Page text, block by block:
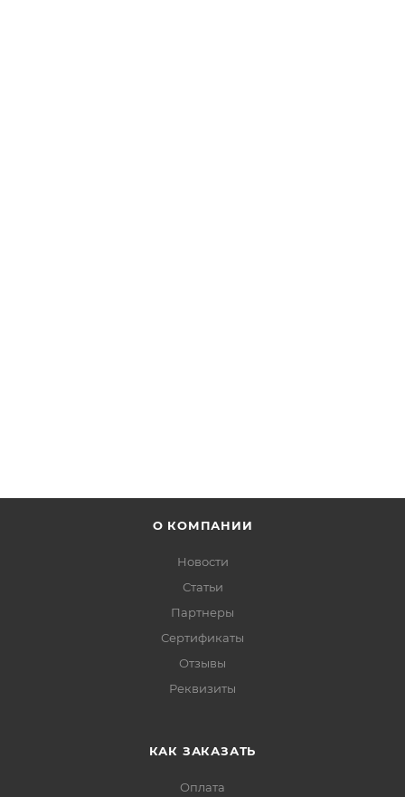
О КОМПАНИИ
Новости
Статьи
Партнеры
Сертификаты
Отзывы
Реквизиты
КАК ЗАКАЗАТЬ
Оплата